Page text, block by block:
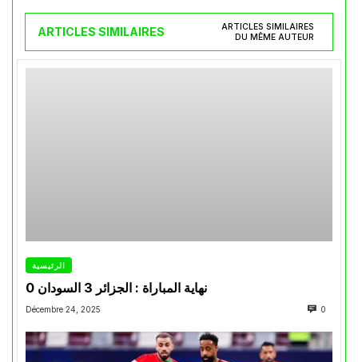
ARTICLES SIMILAIRES
ARTICLES SIMILAIRES
DU MÊME AUTEUR
الرئيسية
نهاية المباراة : الجزائر 3 السودان 0
Décembre 24, 2025 0